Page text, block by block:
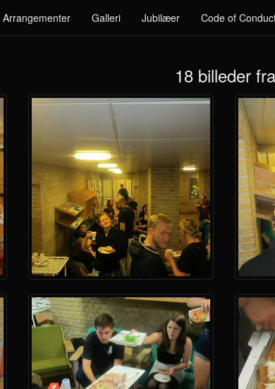
Arrangementer Galleri Jubilæer Code of
18 billeder